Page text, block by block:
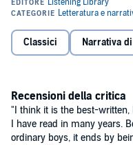
Classici Narrativa
Recensioni della critica
"I think it is the best-
I have read in many years.
ordinary boys, it ends by